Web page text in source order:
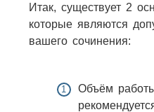
Итак, существует 2
которые являются
вашего сочинения:
Объём